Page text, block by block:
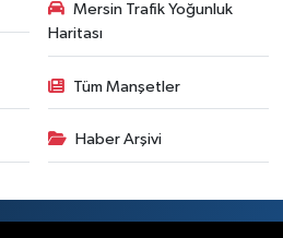
Mersin Trafik Yoğunluk
Haritası
Tüm Manşetler
Haber Arşivi